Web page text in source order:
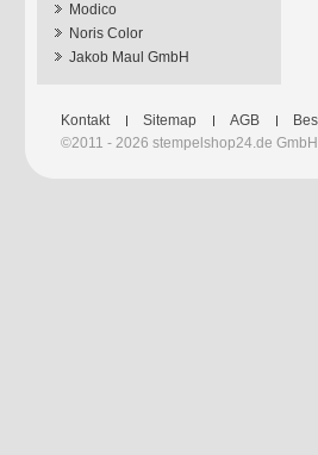
Modico
Noris Color
Jakob Maul GmbH
Kontakt Sitemap AGB
©2011 - 2026 stempelshop24.de GmbH